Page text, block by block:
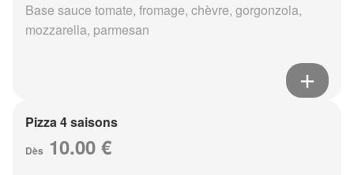
Base sauce tomate, fromage, chèvre, gorgonzola,
mozzarella, parmesan
Pizza 4 saisons
Dès 10.00 €